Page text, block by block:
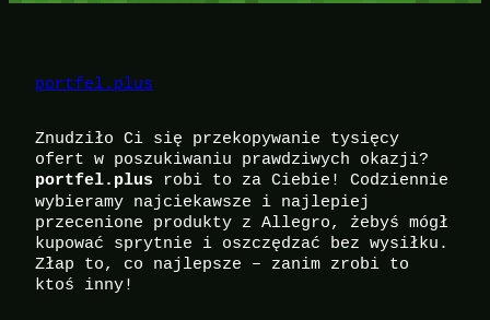
portfel.plus
Znudziło Ci się przekopywanie tysięcy
ofert w poszukiwaniu prawdziwych okazji?
portfel.plus robi to za Ciebie! Codziennie
wybieramy najciekawsze i najlepiej
przecenione produkty z Allegro, żebyś mógł
kupować sprytnie i oszczędzać bez wysiłku.
Złap to, co najlepsze – zanim zrobi to
ktoś inny!